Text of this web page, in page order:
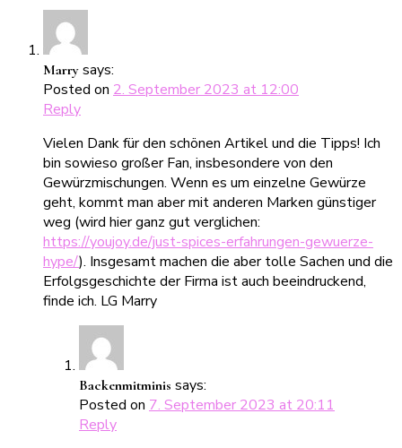
Marry says:
Posted on 2. September 2023 at 12:00
Reply
Vielen Dank für den schönen Artikel und die Tipps! Ich
bin sowieso großer Fan, insbesondere von den
Gewürzmischungen. Wenn es um einzelne Gewürze
geht, kommt man aber mit anderen Marken günstiger
weg (wird hier ganz gut verglichen:
https://youjoy.de/just-spices-erfahrungen-gewuerze-
hype/). Insgesamt machen die aber tolle Sachen und die
Erfolgsgeschichte der Firma ist auch beeindruckend,
finde ich. LG Marry
Backenmitminis says:
Posted on 7. September 2023 at 20:11
Reply